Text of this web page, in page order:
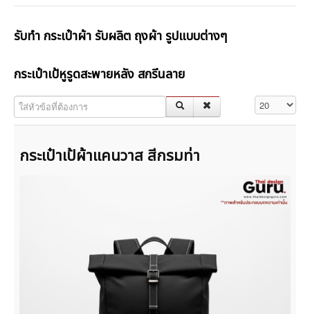
รับทำ กระเป๋าผ้า รับผลิต ถุงผ้า รูปแบบต่างๆ
กระเป๋าเป้หูรูดสะพายหลัง สกรีนลาย
ใส่หัวข้อที่ต้องการ แสดง #
กระเป๋าเป้ผ้าแคนวาส สีกรมท่า